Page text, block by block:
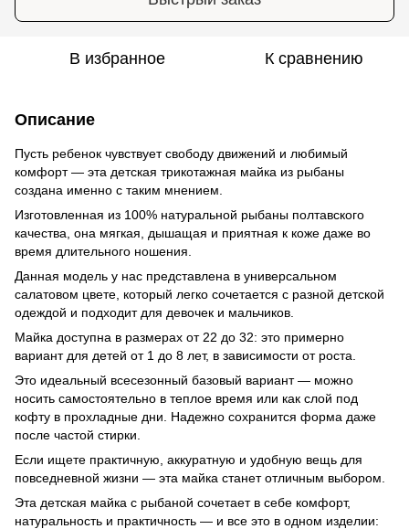
В избранное К сравнению
Описание
Пусть ребенок чувствует свободу движений и любимый
комфорт — эта детская трикотажная майка из рыбаны
создана именно с таким мнением.
Изготовленная из 100% натуральной рыбаны полтавского
качества, она мягкая, дышащая и приятная к коже даже во
время длительного ношения.
Данная модель у нас представлена ​​в универсальном
салатовом цвете, который легко сочетается с разной детской
одеждой и подходит для девочек и мальчиков.
Майка доступна в размерах от 22 до 32: это примерно
вариант для детей от 1 до 8 лет, в зависимости от роста.
Это идеальный всесезонный базовый вариант — можно
носить самостоятельно в теплое время или как слой под
кофту в прохладные дни. Надежно сохранится форма даже
после частой стирки.
Если ищете практичную, аккуратную и удобную вещь для
повседневной жизни — эта майка станет отличным выбором.
Эта детская майка с рыбаной сочетает в себе комфорт,
натуральность и практичность — и все это в одном изделии: